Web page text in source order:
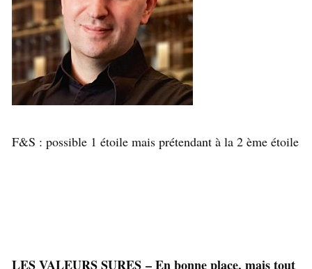
F&S : possible 1 étoile mais prétendant à la 2 ème étoile
LES VALEURS SURES – En bonne place, mais tout